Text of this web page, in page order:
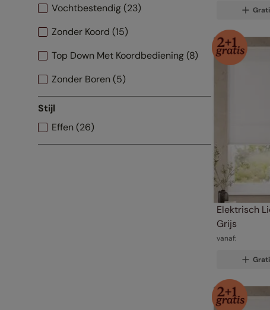
Vochtbestendig(23)
Zonder Koord (15)
Top Down Met Koordbediening(8)
Zonder Boren (5)
Elektrisch
Top Down Bottom Up
Stijl
Effen (26)
Elektrisch
Grijs
vanaf: